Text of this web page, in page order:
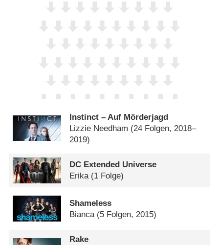
Instinct – Auf Mörderjagd
Lizzie Needham (24 Folgen, 2018–
2019)
DC Extended Universe
Erika (1 Folge)
Shameless
Bianca (5 Folgen, 2015)
Rake